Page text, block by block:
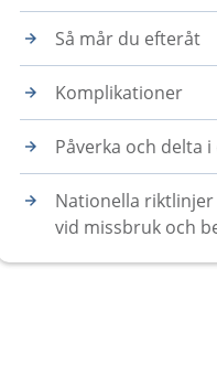
Så mår du efteråt
Komplikationer
Påverka och delta
Nationella
vid missbruk och